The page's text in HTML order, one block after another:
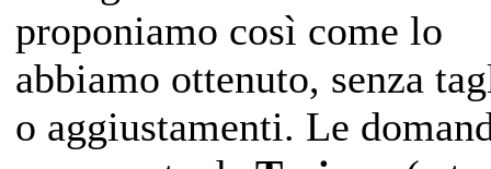
proponiamo così come lo
abbiamo ottenuto, senza
o aggiustamenti. Le